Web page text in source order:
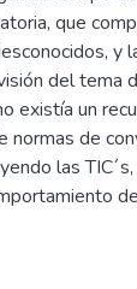
que
y
del tema
existía un
normas de
las